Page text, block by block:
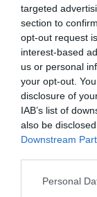
targeted
section to
opt-out request
interest-based
us or personal
your opt-out.
disclosure of
IAB’s list of
also be
Downstream
Please note
Personal
Η